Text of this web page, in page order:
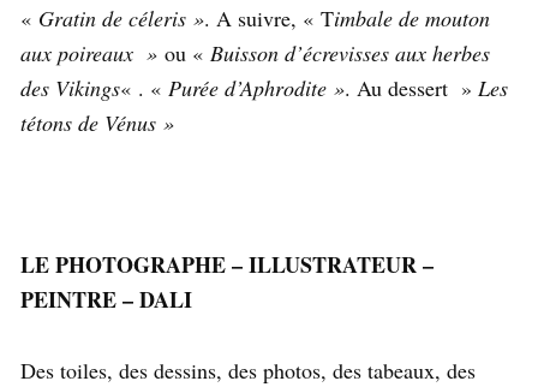
« Gratin de céleris ». A suivre, « Timbale de mouton
aux poireaux » ou « Buisson d’écrevisses aux herbes
des Vikings« . « Purée d’Aphrodite ». Au dessert » Les
tétons de Vénus »
LE PHOTOGRAPHE – ILLUSTRATEUR –
PEINTRE – DALI
Des toiles, des dessins, des photos, des tabeaux, des